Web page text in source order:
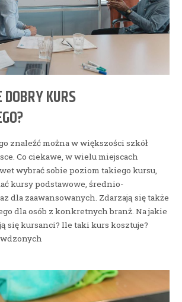
DOBRY KURS
znaleźć można w większości szkół
Co ciekawe, w wielu miejscach
wybrać sobie poziom takiego kursu,
kursy podstawowe, średnio-
dla zaawansowanych. Zdarzają się także
dla osób z konkretnych branż. Na jakie
się kursanci? Ile taki kurs kosztuje?